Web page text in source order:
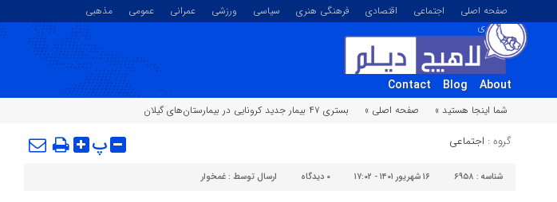
صفحه اصلی اجتماعی اقتصادی فرهنگی هنری سیاسی ورزشی عمرانی عمومی
مذهبی
تصویری
About
Blog
Contact
شما اینجا هستید »
صفحه اصلی » بستری ۴۷ بیمار جدید کرونایی در بیمارستان‌های گیلان
گروه : اجتماعی پ
شناسه : ۶۹۵۸ ۱۶ شهریور ۱۴۰۱ - ۱۷:۰۲ ۰ دیدگاه ارسال توسط : غمخوار